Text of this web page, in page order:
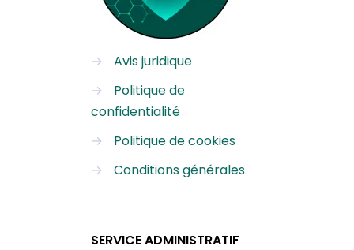
→
Avis juridique
→
Politique de
confidentialité
→
Politique de cookies
→
Conditions générales
SERVICE ADMINISTRATIF